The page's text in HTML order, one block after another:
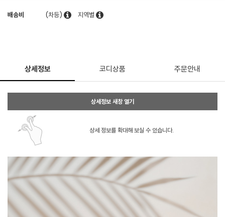
배송비 (차등) 지역별
상세정보 코디상품 주문안내
상세정보 새창 열기
상세 정보를 확대해 보실 수 있습니다.